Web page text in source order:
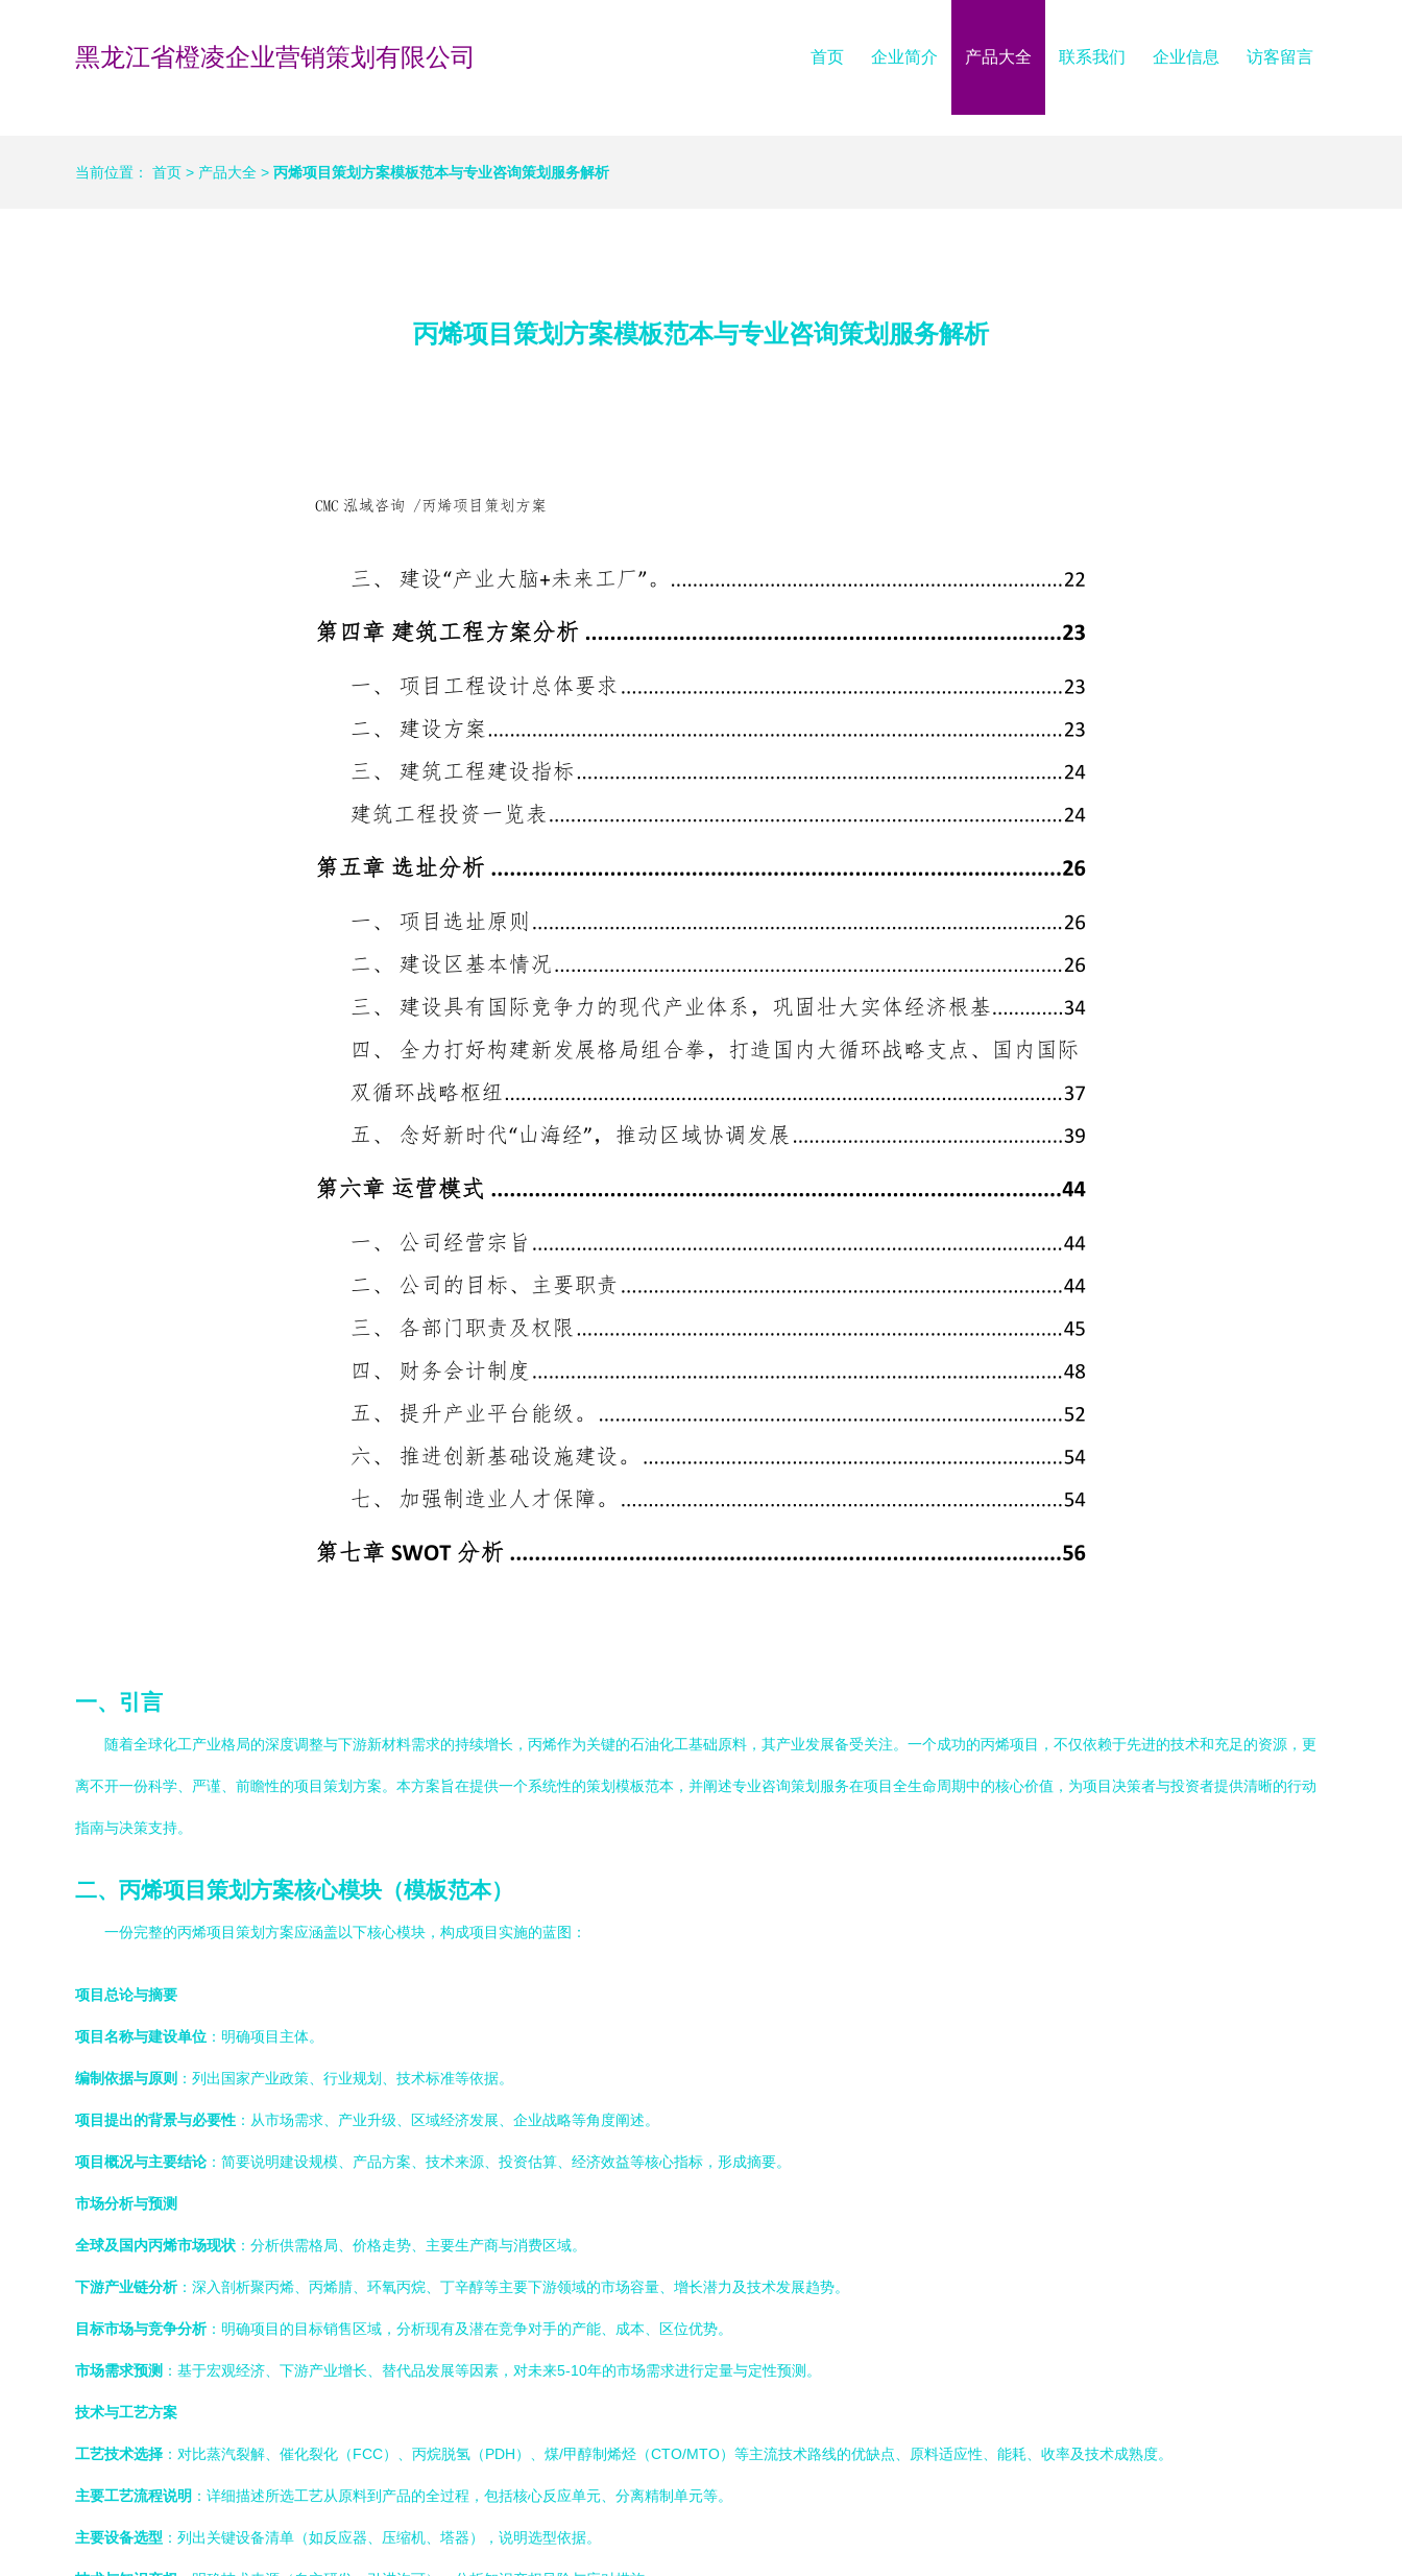
黑龙江省橙凌企业营销策划有限公司 首页 企业简介 产品大全 联系我们 企业信息 访客留言
当前位置： 首页 > 产品大全 > 丙烯项目策划方案模板范本与专业咨询策划服务解析
丙烯项目策划方案模板范本与专业咨询策划服务解析
一、引言
随着全球化工产业格局的深度调整与下游新材料需求的持续增长，丙烯作为关键的石油化工基础原料，其产业发展备受关注。一个成功的丙烯项目，不仅依赖于先进的技术和充足的资源，更
离不开一份科学、严谨、前瞻性的项目策划方案。本方案旨在提供一个系统性的策划模板范本，并阐述专业咨询策划服务在项目全生命周期中的核心价值，为项目决策者与投资者提供清晰的行动
指南与决策支持。
二、丙烯项目策划方案核心模块（模板范本）
一份完整的丙烯项目策划方案应涵盖以下核心模块，构成项目实施的蓝图：
项目总论与摘要
项目名称与建设单位 ：明确项目主体。
编制依据与原则 ：列出国家产业政策、行业规划、技术标准等依据。
项目提出的背景与必要性 ：从市场需求、产业升级、区域经济发展、企业战略等角度阐述。
项目概况与主要结论 ：简要说明建设规模、产品方案、技术来源、投资估算、经济效益等核心指标，形成摘要。
市场分析与预测
全球及国内丙烯市场现状 ：分析供需格局、价格走势、主要生产商与消费区域。
下游产业链分析：深入剖析聚丙烯、丙烯腈、环氧丙烷、丁辛醇等主要下游领域的市场容量、增长潜力及技术发展趋势。
目标市场与竞争分析：明确项目的目标销售区域，分析现有及潜在竞争对手的产能、成本、区位优势。
市场需求预测 ：基于宏观经济、下游产业增长、替代品发展等因素，对未来5-10年的市场需求进行定量与定性预测。
技术与工艺方案
工艺技术选择 ：对比蒸汽裂解、催化裂化（FCC）、丙烷脱氢（PDH）、煤/甲醇制烯烃（CTO/MTO）等主流技术路线的优缺点、原料适应性、能耗、收率及技术成熟度。
主要工艺流程说明 ：详细描述所选工艺从原料到产品的全过程，包括核心反应单元、分离精制单元等。
主要设备选型 ：列出关键设备清单（如反应器、压缩机、塔器），说明选型依据。